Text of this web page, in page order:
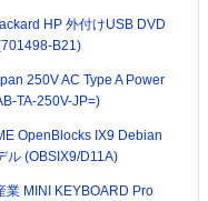
HP 外付けUSB DVD
B21)
250V AC Type A Power
TA-250V-JP=)
OpenBlocks IX9 Debian
ル (OBSIX9/D11A)
業 MINI KEYBOARD Pro